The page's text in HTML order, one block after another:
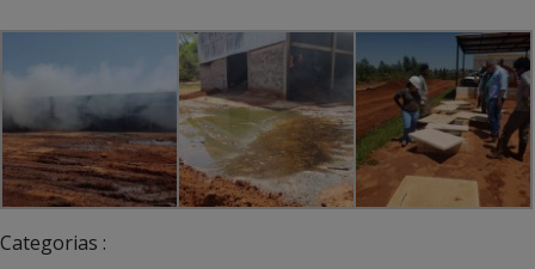
Categorias :